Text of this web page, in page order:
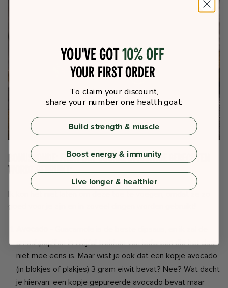
Bonusronde: Fruit dat vooral in hartige gerechten
wordt gebruikt:
Ik kon het niet laten om deze toe te voegen, omdat ze zo
goed voor je zijn en in zoveel dingen worden gebruikt!
smaakpapillen in twijfel trekken van iedereen die het daar
niet mee eens is. Maar wist je ook dat een kopje avocado
(in blokjes of plakjes) 3 gram eiwit bevat? Nee? Wat dacht
je hiervan: een kopje gepureerde avocado bevat maar
You've got10% off
your first order
To claim your discount,
share your number one health goal:
Build strength & muscle
Boost energy & immunity
Live longer & healthier